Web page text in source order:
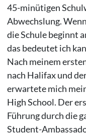
45-minütigen
Abwechslung.
die Schule beginnt
das bedeutet ich
Nach meinem
nach Halifax und
erwartete mich
High School. Der
Führung durch die
Student-